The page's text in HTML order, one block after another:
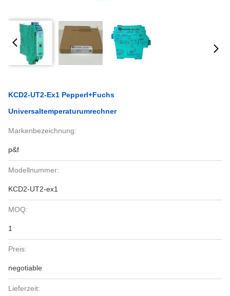
KCD2-UT2-Ex1 Pepperl+Fuchs
Universaltemperaturumrechner
Markenbezeichnung:
p&f
Modellnummer:
KCD2-UT2-ex1
MOQ:
1
Preis:
negotiable
Lieferzeit: